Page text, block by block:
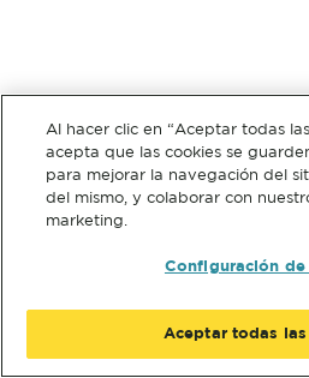
Al hacer clic en “Aceptar todas
acepta que las cookies se
para mejorar la navegación del
del mismo, y colaborar con
marketing.
Configuración de
Aceptar todas